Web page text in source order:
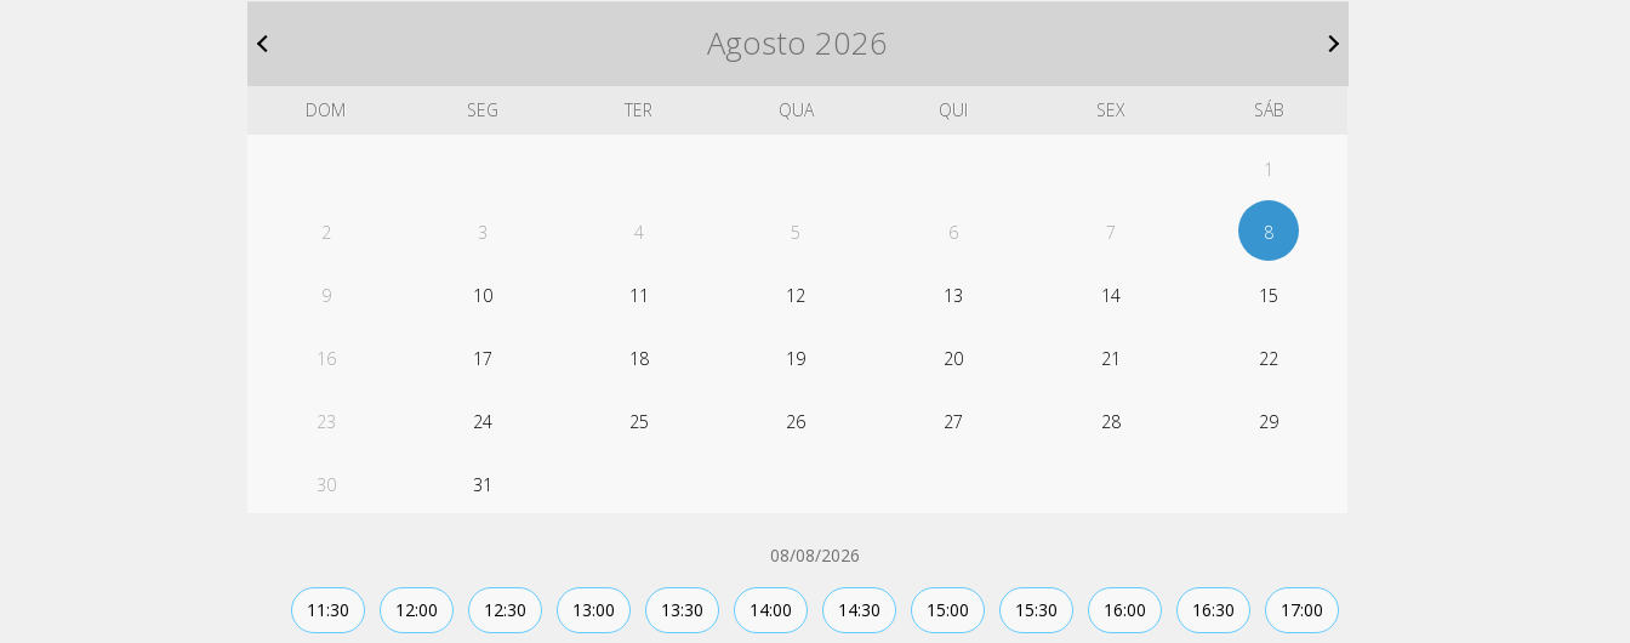
Agosto 2026
DOM SEG TER QUA QUI SEX SÁB
1
2 3 4 5 6 7 8
9 10 11 12 13 14 15
16 17 18 19 20 21 22
23 24 25 26 27 28 29
30 31
08/08/2026
11:30 12:00 12:30 13:00 13:30 14:00 14:30 15:00 15:30 16:00 16:30 17:00